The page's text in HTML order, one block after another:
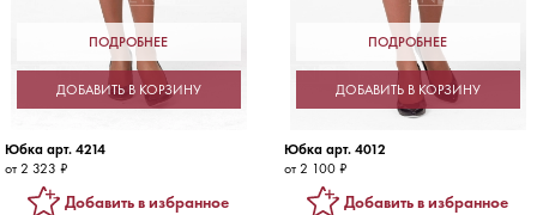
ПОДРОБНЕЕ
ДОБАВИТЬ В КОРЗИНУ
Юбка арт. 4214
от 2 323 ₽
Добавить в избранное
ПОДРОБНЕЕ
ДОБАВИТЬ В КОРЗИНУ
Юбка арт. 4012
от 2 100 ₽
Добавить в избранное